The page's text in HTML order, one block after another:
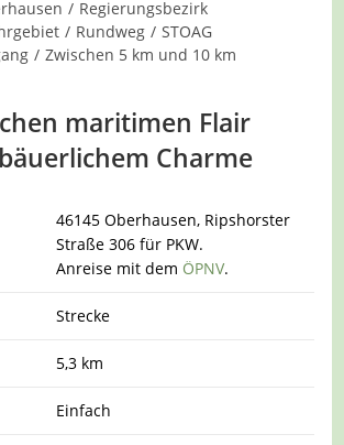
/ Regierungsbezirk
/ Rundweg / STOAG
/ Zwischen 5 km und 10 km
maritimen Flair
Charme
46145 Oberhausen, Ripshorster
Straße 306 für PKW.
Anreise mit dem ÖPNV.
Strecke
5,3 km
Einfach